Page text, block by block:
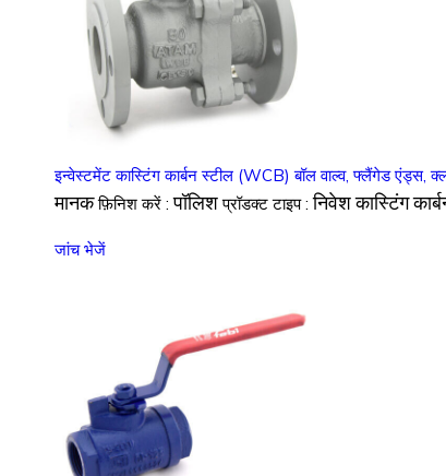
इन्वेस्टमेंट कास्टिंग कार्बन स्टील (WCB) बॉल वाल्व, फ्लैंगेड
मानक फ़िनिश करें :पॉलिश प्रॉडक्ट टाइप :निवेश कास्टिंग
जांच भेजें